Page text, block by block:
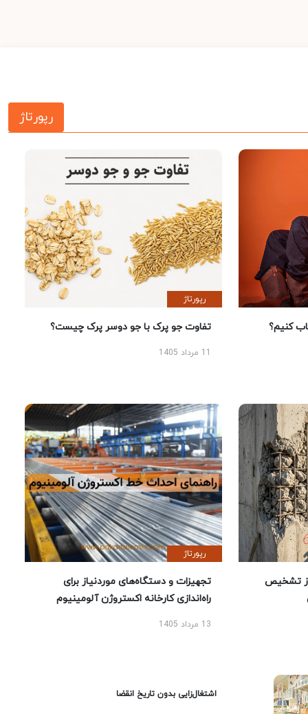
رپورتاژ
کنیم؟
رپورتاژ
تفاوت جو پرک با جو دوسر پرک چیست؟
تشخیص
رپورتاژ
تجهیزات و دستگاه‌های موردنیاز برای
راه‌اندازی کارخانه اکستروژن آلومینیوم
13 مرداد 1405
اشتغال‌زایی بدون تاریخ انقضا